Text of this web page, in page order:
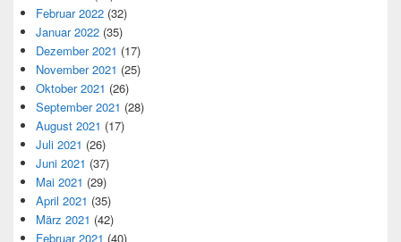
Februar 2022 (32)
Januar 2022 (35)
Dezember 2021 (17)
November 2021 (25)
Oktober 2021 (26)
September 2021 (28)
August 2021 (17)
Juli 2021 (26)
Juni 2021 (37)
Mai 2021 (29)
April 2021 (35)
März 2021 (42)
Februar 2021 (40)